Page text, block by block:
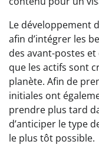
Le développement
afin d’intégrer les
des avant-postes et
que les actifs sont
planète. Afin de
initiales ont
prendre plus tard
d’anticiper le type
le plus tôt possible.